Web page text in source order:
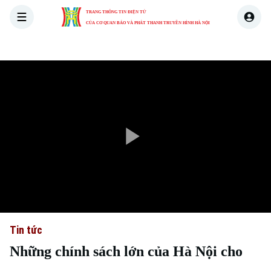
TRANG THÔNG TIN ĐIỆN TỬ
CỦA CƠ QUAN BÁO VÀ PHÁT THANH TRUYỀN HÌNH HÀ NỘI
Tin tức
Những chính sách lớn của Hà Nội cho